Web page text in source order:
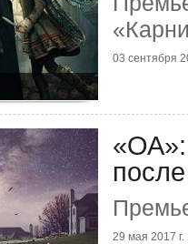
03 сентября
«ОА»:
29 мая 2017 г.